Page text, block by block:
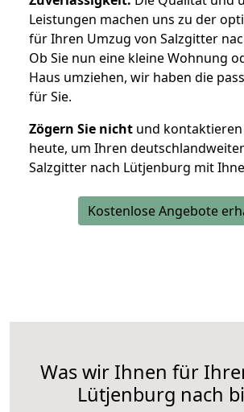
Leistungen machen uns zu der
für Ihren Umzug von Salzgitter
Ob Sie nun eine kleine Wohnung
Haus umziehen, wir haben die
für Sie.
Zögern Sie nicht und kontaktieren
heute, um Ihren
Salzgitter nach Lütjenburg mit
Kostenlose Angebote
Was wir Ihnen für
Lütjenburg nach